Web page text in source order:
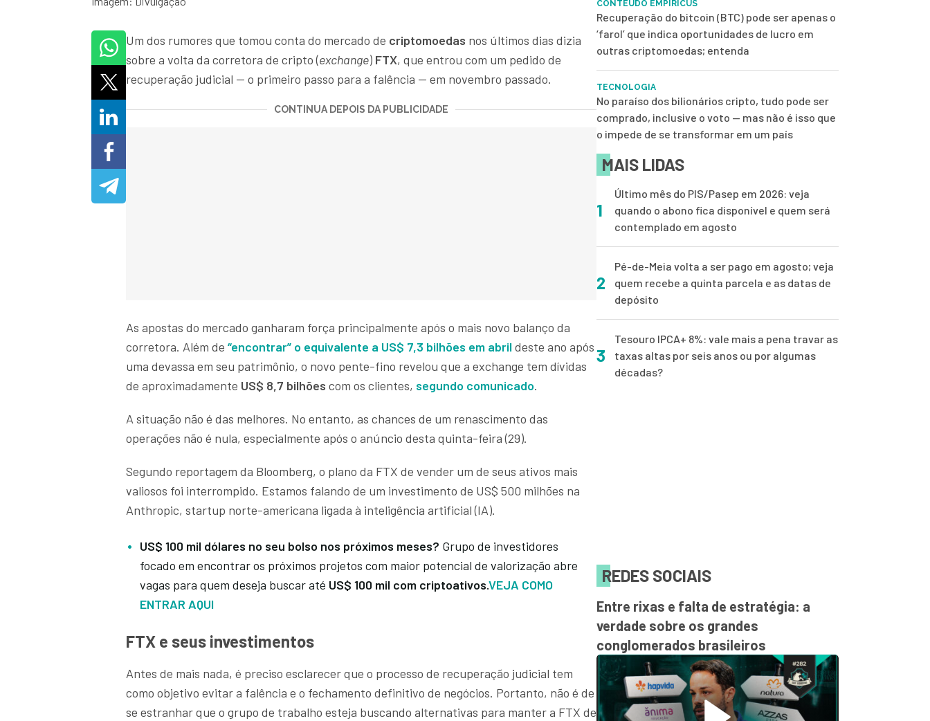
Um dos rumores que tomou conta do mercado de criptomoedas nos últimos dias dizia
sobre a volta da corretora de cripto (exchange) FTX, que entrou com um pedido de
recuperação judicial — o primeiro passo para a falência — em novembro passado.
CONTINUA DEPOIS DA PUBLICIDADE
As apostas do mercado ganharam força principalmente após o mais novo balanço da
corretora. Além de “encontrar” o equivalente a US$ 7,3 bilhões em abrildeste ano após
uma devassa em seu patrimônio, o novo pente-fino revelou que a exchange tem dívidas
de aproximadamente US$ 8,7 bilhões com os clientes, segundo comunicado.
A situação não é das melhores. No entanto, as chances de um renascimento das
operações não é nula, especialmente após o anúncio desta quinta-feira (29).
Segundo reportagem da Bloomberg, o plano da FTX de vender um de seus ativos mais
valiosos foi interrompido. Estamos falando de um investimento de US$ 500 milhões na
Anthropic, startup norte-americana ligada à inteligência artificial (IA).
US$ 100 mil dólares no seu bolso nos próximos meses? Grupo de investidores
focado em encontrar os próximos projetos com maior potencial de valorização abre
vagas para quem deseja buscar até US$ 100 mil com criptoativos.VEJA COMO
ENTRAR AQUI
FTX e seus investimentos
Antes de mais nada, é preciso esclarecer que o processo de recuperação judicial tem
como objetivo evitar a falência e o fechamento definitivo de negócios. Portanto, não é de
se estranhar que o grupo de trabalho esteja buscando alternativas para manter a FTX de
CONTEÚDO EMPIRICUS
Recuperação do bitcoin (BTC) pode ser apenas o
‘farol’ que indica oportunidades de lucro em
outras criptomoedas; entenda
TECNOLOGIA
No paraíso dos bilionários cripto, tudo pode ser
comprado, inclusive o voto — mas não é isso que
o impede de se transformar em um país
MAIS LIDAS
1
Último mês do PIS/Pasep em 2026: veja
quando o abono fica disponível e quem será
contemplado em agosto
2
Pé-de-Meia volta a ser pago em agosto; veja
quem recebe a quinta parcela e as datas de
depósito
3
Tesouro IPCA+ 8%: vale mais a pena travar as
taxas altas por seis anos ou por algumas
décadas?
REDES SOCIAIS
Entre rixas e falta de estratégia: a
verdade sobre os grandes
conglomerados brasileiros